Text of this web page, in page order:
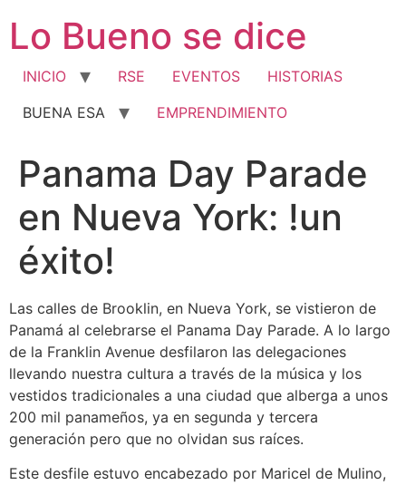
contenido
Lo Bueno se dice
INICIO RSE EVENTOS
HISTORIAS
BUENA ESA
EMPRENDIMIENTO
Panama Day Parade
en Nueva York: !un
éxito!
Las calles de Brooklin, en Nueva York, se vistieron de
Panamá al celebrarse el Panama Day Parade. A lo largo
de la Franklin Avenue desfilaron las delegaciones
llevando nuestra cultura a través de la música y los
vestidos tradicionales a una ciudad que alberga a unos
200 mil panameños, ya en segunda y tercera
generación pero que no olvidan sus raíces.
Este desfile estuvo encabezado por Maricel de Mulino,